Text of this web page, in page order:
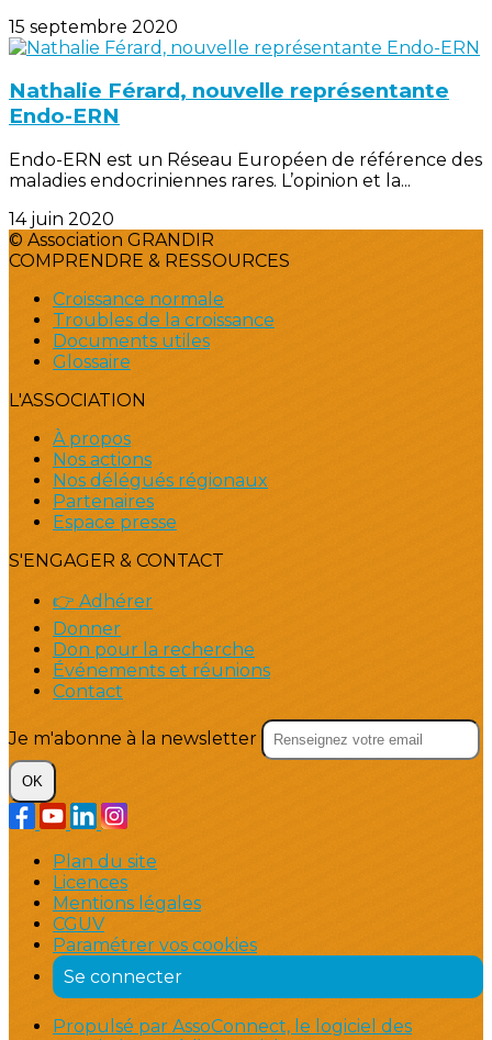
15 septembre 2020
Nathalie Férard, nouvelle représentante
Endo-ERN
Endo-ERN est un Réseau Européen de référence des
maladies endocriniennes rares. L’opinion et la...
14 juin 2020
© Association GRANDIR
COMPRENDRE & RESSOURCES
Croissance normale
Troubles de la croissance
Documents utiles
Glossaire
L'ASSOCIATION
À propos
Nos actions
Nos délégués régionaux
Partenaires
Espace presse
S'ENGAGER & CONTACT
👉 Adhérer
Donner
Don pour la recherche
Événements et réunions
Contact
Je m'abonne à la newsletter
OK
Plan du site
Licences
Mentions légales
CGUV
Paramétrer vos cookies
Se connecter
Propulsé par AssoConnect, le logiciel des